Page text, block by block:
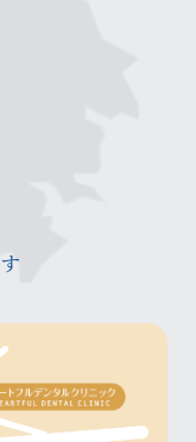
しい」と言われ
てよかった」 「も
ただける時間を提
す。 だから私た
した ～未来ある
としたインプラン
。 確かに、レー
できます。 しか
性へ 「若く見
いでした。
きに、 「最近、な
していることが […]